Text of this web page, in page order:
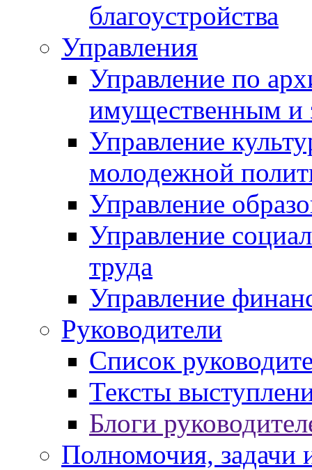
благоустройства
Управления
Управление по
имущественным и
Управление
молодежной
Управление
Управление
труда
Управление
Руководители
Список
Тексты
Блоги
Полномочия, задачи